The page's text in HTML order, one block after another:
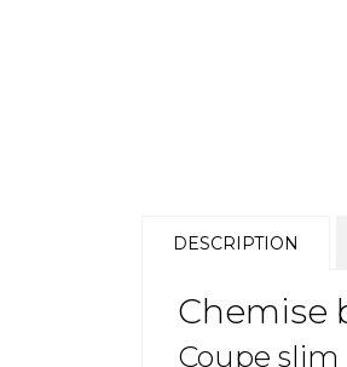
DESCRIPTION
Chemise
Coupe